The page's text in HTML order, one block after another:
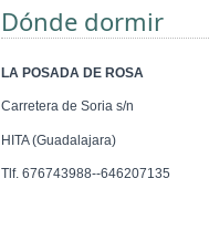
Dónde dormir
LA POSADA DE ROSA
Carretera de Soria s/n
HITA (Guadalajara)
Tlf. 676743988--646207135